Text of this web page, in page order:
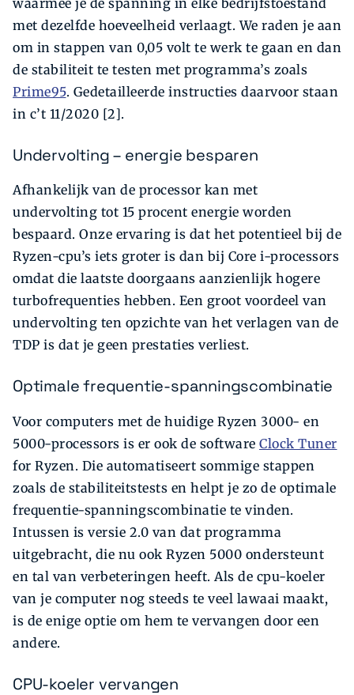
met dezelfde hoeveelheid verlaagt. We ­raden je aan
om in stappen van 0,05 volt te werk te gaan en dan
de stabiliteit te testen met programma’s zoals ­
Prime95. Gedetailleerde instructies daarvoor staan
in c’t 11/2020 [2].
Undervolting – energie besparen
Afhankelijk van de processor kan met
undervolting tot 15 procent energie worden
bespaard. Onze ervaring is dat het potentieel bij de
Ryzen-cpu’s iets groter is dan bij Core i-processors
omdat die laatste doorgaans aanzienlijk hogere
turbofrequenties hebben. Een groot voordeel van
undervolting ten opzichte van het verlagen van de
TDP is dat je geen prestaties verliest.
Optimale frequentie-spanningscombinatie
Voor computers met de huidige Ryzen 3000- en
5000-processors is er ook de software Clock Tuner
for Ryzen. Die automatiseert sommige stappen
zoals de stabiliteitstests en helpt je zo de optimale
frequentie-spanningscombinatie te vinden.
Intussen is versie 2.0 van dat programma
uitgebracht, die nu ook Ryzen 5000 ondersteunt
en tal van verbeteringen heeft. Als de cpu-koeler
van je computer nog steeds te veel lawaai maakt,
is de enige optie om hem te vervangen door een
andere.
CPU-koeler vervangen